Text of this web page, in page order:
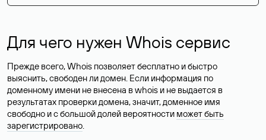
Для чего нужен Whois сервис
Прежде всего, Whois позволяет бесплатно и быстро
выяснить, свободен ли домен. Если информация по
доменному имени не внесена в whois и не выдается в
результатах проверки домена, значит, доменное имя
свободно и с большой долей вероятности может быть
зарегистрировано.